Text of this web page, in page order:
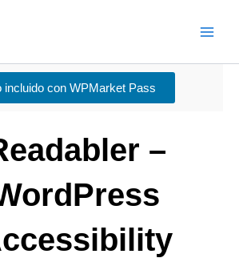
incluido con WPMarket Pass
–